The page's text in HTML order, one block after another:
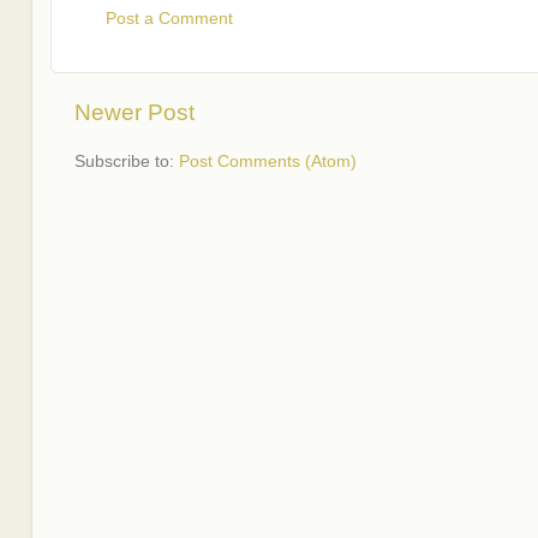
Post a Comment
Newer Post
Subscribe to: Post Comments (Atom)